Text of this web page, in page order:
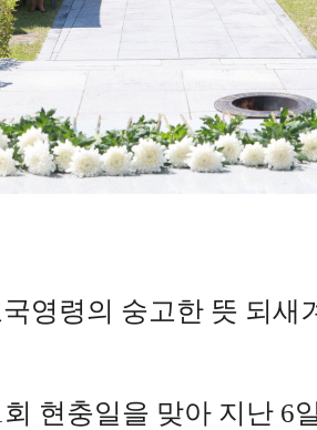
영령의 숭고한 뜻 되새
회 현충일을 맞아 지난 6